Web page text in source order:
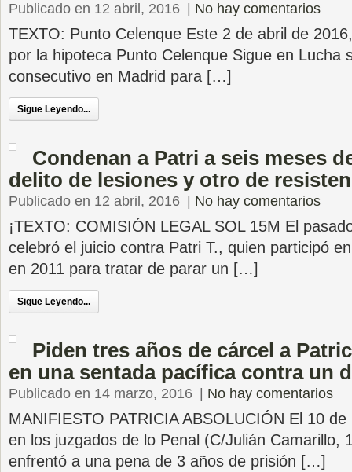
Publicado en 12 abril, 2016 No hay comentarios
TEXTO: Punto Celenque Este 2 de abril de
por la hipoteca Punto Celenque Sigue en Lucha
consecutivo en Madrid para […]
Sigue Leyendo...
Condenan a Patri a seis meses
delito de lesiones y otro de
Publicado en 12 abril, 2016 No hay comentarios
¡TEXTO: COMISIÓN LEGAL SOL 15M El
celebró el juicio contra Patri T., quien participó
en 2011 para tratar de parar un […]
Sigue Leyendo...
Piden tres años de cárcel a
en una sentada pacífica contra un
Publicado en 14 marzo, 2016 No hay comentarios
MANIFIESTO PATRICIA ABSOLUCIÓN El 10
en los juzgados de lo Penal (C/Julián Camarillo,
enfrentó a una pena de 3 años de prisión […]